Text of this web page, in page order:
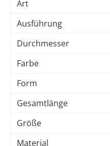
Art
Ausführung
Durchmesser
Farbe
Form
Gesamtlänge
Größe
Material